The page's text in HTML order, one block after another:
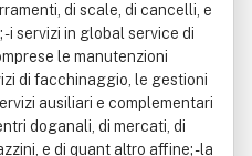
di scale, di cancelli, e
i servizi in global service di
le manutenzioni
di facchinaggio, le gestioni
ausiliari e complementari
doganali, di mercati, di
e di quant altro affine; - la